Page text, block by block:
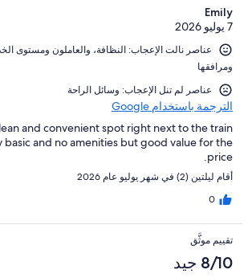
Emily
7 يوليو 2026
ومرافقها⁩
عناصر لم تنل الإعجاب: وسائل الراحة
الترجمة باستخدام Google
and convenient spot right next to the train
basic and no amenities but good value for the
price.
أقام ليلتين (2) في شهر يوليو عام 2026
0
تقييم موثَّق
8/10 جيد